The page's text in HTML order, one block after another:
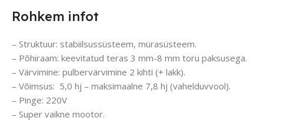
Rohkem infot
– Struktuur: stabiilsussüsteem, mürasüsteem.
– Põhiraam: keevitatud teras 3 mm-8 mm toru paksusega.
– Värvimine: pulbervärvimine 2 kihti (+ lakk).
– Võimsus: 5,0 hj – maksimaalne 7,8 hj (vahelduvvool).
– Pinge: 220V
– Super vaikne mootor.